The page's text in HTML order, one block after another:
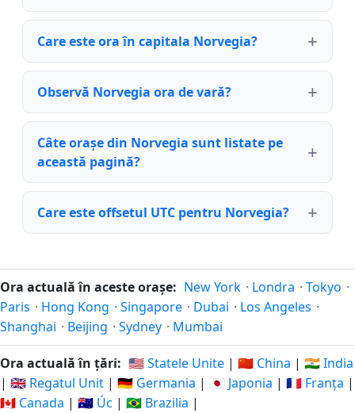
Care este ora în capitala Norvegia?
Observă Norvegia ora de vară?
Câte orașe din Norvegia sunt listate pe
această pagină?
Care este offsetul UTC pentru Norvegia?
Ora actuală în aceste orașe: New York · Londra · Tokyo ·
Paris · Hong Kong · Singapore · Dubai · Los Angeles ·
Shanghai · Beijing · Sydney · Mumbai
Ora actuală în țări: 🇺🇸 Statele Unite | 🇨🇳 China | 🇮🇳 India
| 🇬🇧 Regatul Unit | 🇩🇪 Germania | 🇯🇵 Japonia | 🇫🇷 Franța |
🇨🇦 Canada | 🇦🇺 Úc | 🇧🇷 Brazilia |